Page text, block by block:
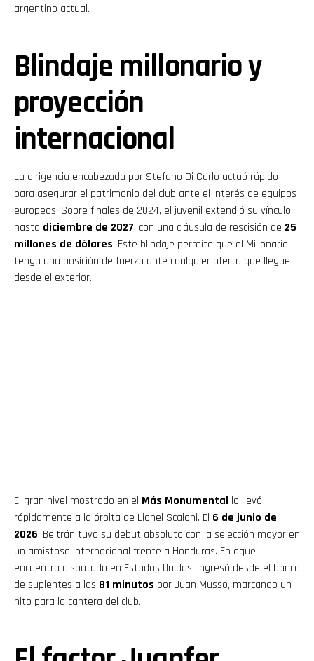
argentino actual.
Blindaje millonario y
proyección
internacional
La dirigencia encabezada por Stefano Di Carlo actuó rápido
para asegurar el patrimonio del club ante el interés de equipos
europeos. Sobre finales de 2024, el juvenil extendió su vínculo
hasta diciembre de 2027, con una cláusula de rescisión de 25
millones de dólares. Este blindaje permite que el Millonario
tenga una posición de fuerza ante cualquier oferta que llegue
desde el exterior.
El gran nivel mostrado en el Más Monumental lo llevó
rápidamente a la órbita de Lionel Scaloni. El 6 de junio de
2026, Beltrán tuvo su debut absoluto con la selección mayor en
un amistoso internacional frente a Honduras. En aquel
encuentro disputado en Estados Unidos, ingresó desde el banco
de suplentes a los 81 minutos por Juan Musso, marcando un
hito para la cantera del club.